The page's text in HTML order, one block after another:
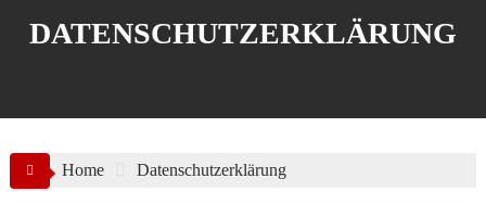
DATENSCHUTZERKLÄRUNG
Home Datenschutzerklärung